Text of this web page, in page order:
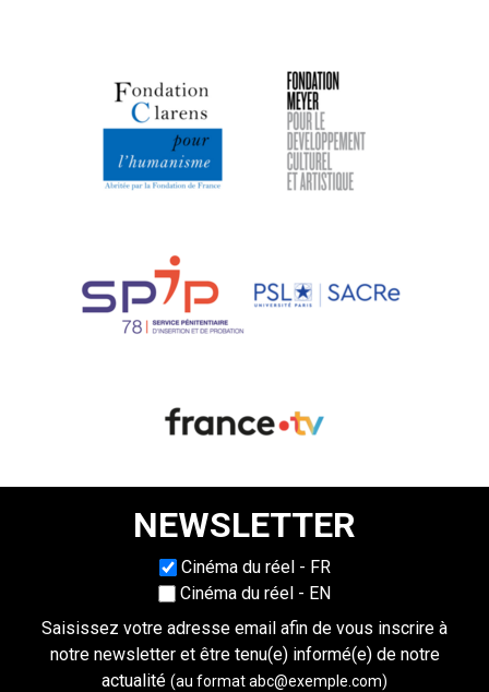
NEWSLETTER
Choisissez une langueCinéma du réel - FR
Cinéma du réel - EN
Saisissez votre adresse email afin de vous inscrire à
notre newsletter et être tenu(e) informé(e) de notre
actualité (au format abc@exemple.com)